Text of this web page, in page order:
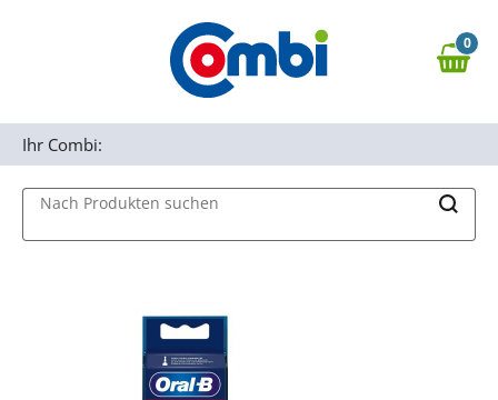
Zur Navigation springen
0,00 €
0
Nach Produkten suchen
Ihr Combi: